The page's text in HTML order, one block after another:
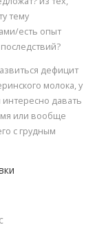
тему
есть опыт
дефицит
молока, у
давать
или вообще
с грудным